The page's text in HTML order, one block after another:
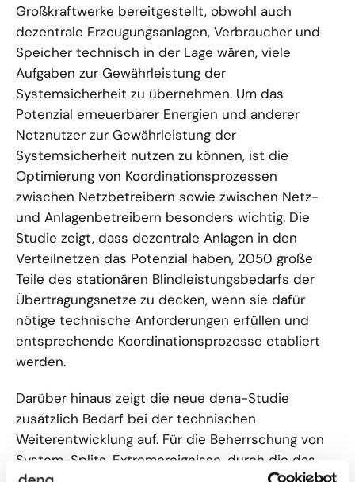
Großkraftwerke bereitgestellt, obwohl auch
dezentrale Erzeugungsanlagen, Verbraucher und
Speicher technisch in der Lage wären, viele
Aufgaben zur Gewährleistung der
Systemsicherheit zu übernehmen. Um das
Potenzial erneuerbarer Energien und anderer
Netznutzer zur Gewährleistung der
Systemsicherheit nutzen zu können, ist die
Optimierung von Koordinationsprozessen
zwischen Netzbetreibern sowie zwischen Netz-
und Anlagenbetreibern besonders wichtig. Die
Studie zeigt, dass dezentrale Anlagen in den
Verteilnetzen das Potenzial haben, 2050 große
Teile des stationären Blindleistungsbedarfs der
Übertragungsnetze zu decken, wenn sie dafür
nötige technische Anforderungen erfüllen und
entsprechende Koordinationsprozesse etabliert
werden.
Darüber hinaus zeigt die neue dena-Studie
zusätzlich Bedarf bei der technischen
Weiterentwicklung auf. Für die Beherrschung von
System-Splits, Extremereignisse, durch die das